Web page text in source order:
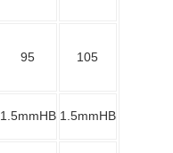
95 105
1.5mmHB 1.5mmHB